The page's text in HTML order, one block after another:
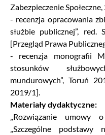
Zabezpieczenie
- recenzja opracowania
służbie publicznej”, red.
[Przegląd Prawa
- recenzja monografii
stosunków
mundurowych”, Toruń
2019/1].
Materiały dydaktyczne:
„Rozwiązanie umowy
„Szczególne